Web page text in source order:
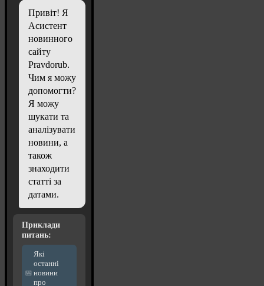
Привіт! Я
Асистент
новинного
сайту
Pravdorub.
Чим я можу
допомогти?
Я можу
шукати та
аналізувати
новини, а
також
знаходити
статті за
датами.
Приклади
питань:
Які
останні
новини
про